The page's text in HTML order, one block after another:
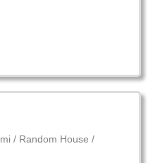
/ Random House /